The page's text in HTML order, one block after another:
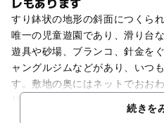
すり鉢状の地形の斜面につくら
唯一の児童遊園であり、滑り台
遊具や砂場、ブランコ、針金を
ャングルジムなどがあり、いつ
す。敷地の奥にはネットでおお
り
続きを